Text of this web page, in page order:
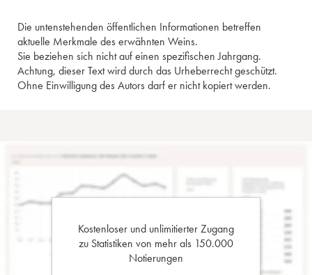
Die untenstehenden öffentlichen Informationen betreffen
aktuelle Merkmale des erwähnten Weins.
Sie beziehen sich nicht auf einen spezifischen Jahrgang.
Achtung, dieser Text wird durch das Urheberrecht geschützt.
Ohne Einwilligung des Autors darf er nicht kopiert werden.
Kostenloser und unlimitierter Zugang
zu Statistiken von mehr als 150.000
Notierungen